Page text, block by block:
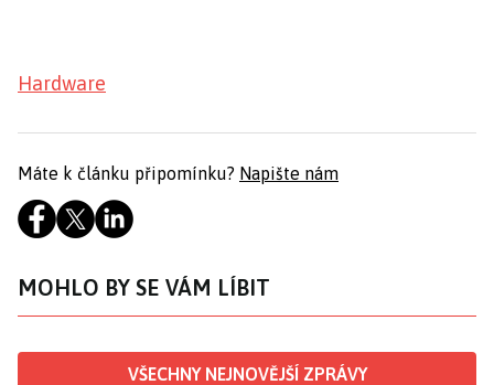
Hardware
Máte k článku připomínku? Napište nám
MOHLO BY SE VÁM LÍBIT
VŠECHNY NEJNOVĚJŠÍ ZPRÁVY